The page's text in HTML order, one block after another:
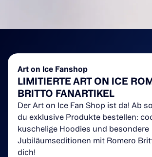
Art on Ice Fanshop
LIMITIERTE ART ON ICE
BRITTO FANARTIKEL
Der Art on Ice Fan Shop ist da! Ab
du exklusive Produkte bestellen:
kuschelige Hoodies und besondere
Jubiläumseditionen mit Romero
dich!